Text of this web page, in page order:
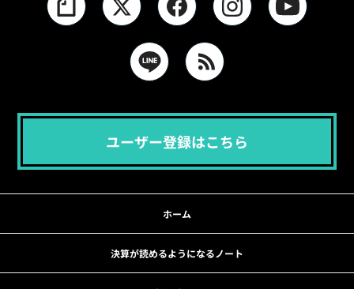
ユーザー登録はこちら
ホーム
決算が読めるようになるノート